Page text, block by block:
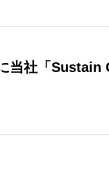
当社「Sustain